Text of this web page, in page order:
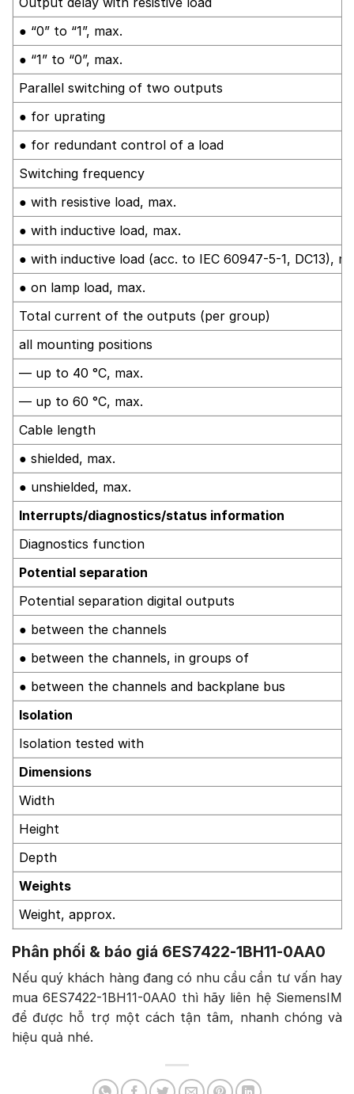
● “0” to “1”, max.
● “1” to “0”, max.
Parallel switching of two outputs
● for uprating
● for redundant control of a load
Switching frequency
● with resistive load, max.
● with inductive load, max.
● with inductive load (acc. to IEC 60947-5-1, DC13),
● on lamp load, max.
Total current of the outputs (per group)
all mounting positions
— up to 40 °C, max.
— up to 60 °C, max.
Cable length
● shielded, max.
● unshielded, max.
Interrupts/diagnostics/status information
Diagnostics function
Potential separation
Potential separation digital outputs
● between the channels
● between the channels, in groups of
● between the channels and backplane bus
Isolation
Isolation tested with
Dimensions
Width
Height
Depth
Weights
Weight, approx.
Phân phối & báo giá 6ES7422-1BH11-0AA0
Nếu quý khách hàng đang có nhu cầu cần tư vấn hay
mua 6ES7422-1BH11-0AA0 thì hãy liên hệ SiemensIM
để được hỗ trợ một cách tận tâm, nhanh chóng và
hiệu quả nhé.